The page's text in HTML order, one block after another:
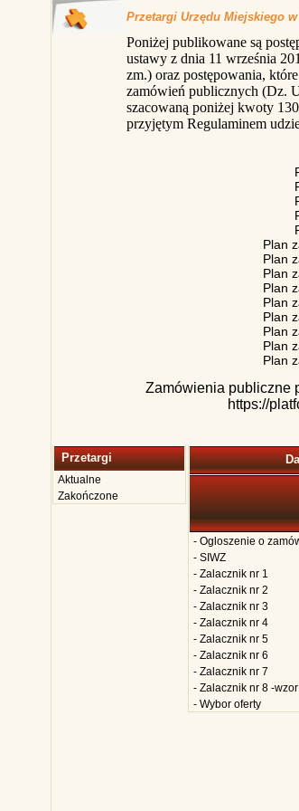
Przetargi Urzędu Miejskiego
Poniżej publikowane są
ustawy z dnia 11 września
zm.) oraz postępowania,
zamówień publicznych (Dz.
szacowaną poniżej kwoty
przyjętym Regulaminem
Plan
Plan
Plan
Plan
Plan
Plan
Plan
Plan
Plan
Zamówienia publiczne
https://
Przetargi
Aktualne
Zakończone
- Ogloszenie o
- SIWZ
- Zalacznik nr 1
- Zalacznik nr 2
- Zalacznik nr 3
- Zalacznik nr 4
- Zalacznik nr 5
- Zalacznik nr 6
- Zalacznik nr 7
- Zalacznik nr 8 -
- Wybor oferty